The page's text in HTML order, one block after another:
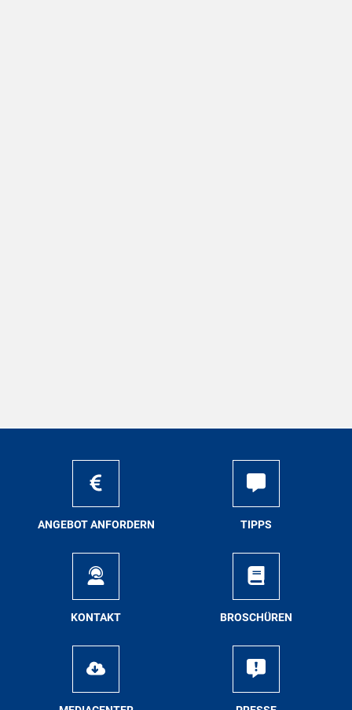
AN­GE­BOT AN­FOR­DERN TIPPS
KON­TAKT BRO­SCHÜ­REN